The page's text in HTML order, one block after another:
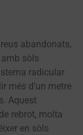
abandonats,
sòls
radicular
més d’un metre
Aquest
rebrot, molta
en sòls